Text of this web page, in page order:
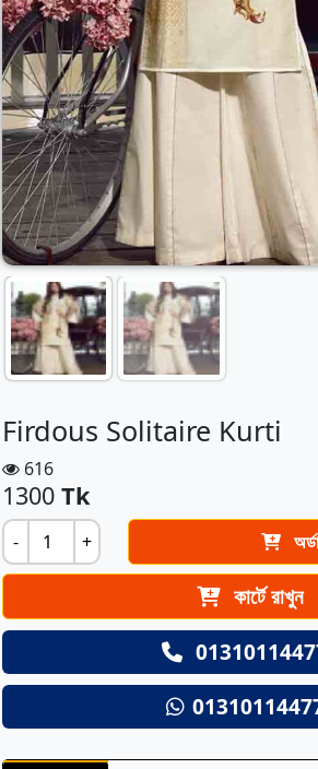
Firdous Solitaire Kurti
616
1300 Tk
- +
কার্টে রাখুন